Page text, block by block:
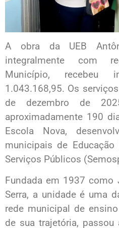
A obra da UEB
integralmente com
Município, recebeu
1.043.168,95. Os
de dezembro de
aproximadamente 190
Escola Nova,
municipais de
Serviços Públicos
Fundada em 1937 como
Serra, a unidade é uma
rede municipal de
de sua trajetória,